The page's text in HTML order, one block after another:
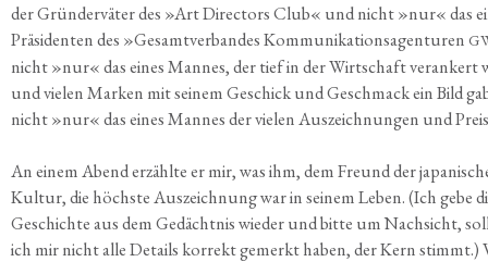
der Grün­der­vä­ter des »Art Direc­tors Club« und nicht »nur« das
Prä­si­den­ten des »Gesamt­ver­ban­des Kom­mu­ni­ka­ti­ons­agen­tu­ren
nicht »nur« das eines Man­nes, der tief in der Wirt­schaft ver­an­kert
und vie­len Mar­ken mit sei­nem Geschick und Geschmack ein Bild
nicht »nur« das eines Man­nes der vie­len Aus­zeich­nun­gen und
An einem Abend erzähl­te er mir, was ihm, dem Freund der
Kul­tur, die höchs­te Aus­zeich­nung war in sei­nem Leben. (Ich gebe
Geschich­te aus dem Gedächt­nis wie­der und bit­te um Nach­sicht,
ich mir nicht alle Details kor­rekt gemerkt haben, der Kern stimmt.)